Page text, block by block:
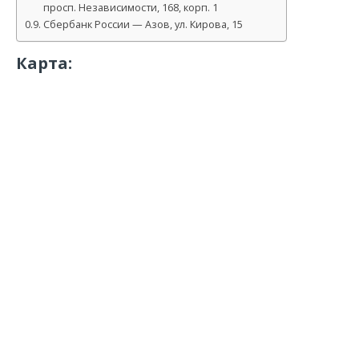
просп. Независимости, 168, корп. 1
Сбербанк России — Азов, ул. Кирова, 15
Карта: